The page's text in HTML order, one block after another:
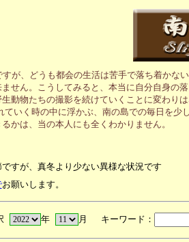
が、どうも都会の生活は苦手で落ち着か
せん。こうしてみると、本当に自分自身の
動物たちの撮影を続けていくことに変わり
いく時の中に浮かぶ、南の島での毎日を
かは、当の本人にも全くわかりません。
すが、真冬より少ない異様な状況です
お願いします。
年 月 キーワード：